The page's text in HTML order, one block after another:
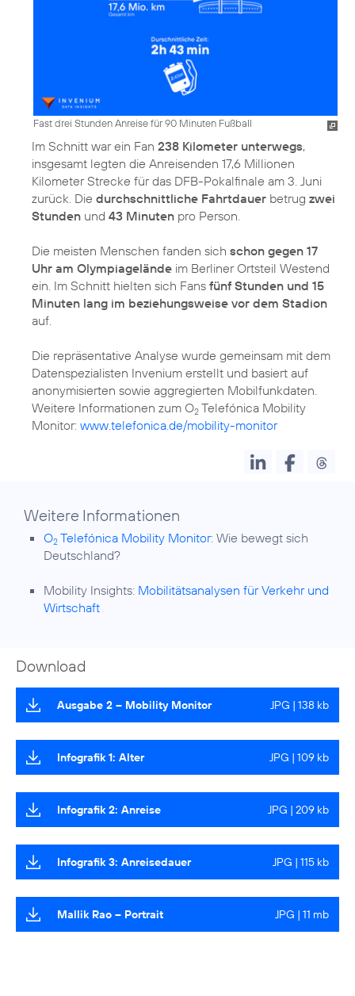
Fast drei Stunden Anreise für 90 Minuten Fußball
Im Schnitt war ein Fan 238 Kilometer unterwegs,
insgesamt legten die Anreisenden 17,6 Millionen
Kilometer Strecke für das DFB-Pokalfinale am 3. Juni
zurück. Die durchschnittliche Fahrtdauer betrug zwei
Stunden und 43 Minuten pro Person.
Die meisten Menschen fanden sich schon gegen 17
Uhr am Olympiagelände im Berliner Ortsteil Westend
ein. Im Schnitt hielten sich Fans fünf Stunden und 15
Minuten lang im beziehungsweise vor dem Stadion
auf.
Die repräsentative Analyse wurde gemeinsam mit dem
Datenspezialisten Invenium erstellt und basiert auf
anonymisierten sowie aggregierten Mobilfunkdaten.
Weitere Informationen zum O2 Telefónica Mobility
Monitor: www.telefonica.de/mobility-monitor
Weitere Informationen
O2 Telefónica Mobility Monitor: Wie bewegt sich
Deutschland?
Mobility Insights: Mobilitätsanalysen für Verkehr und
Wirtschaft
Download
Ausgabe 2 – Mobility Monitor JPG | 138 kb
Infografik 1: Alter JPG | 109 kb
Infografik 2: Anreise JPG | 209 kb
Infografik 3: Anreisedauer JPG | 115 kb
Mallik Rao – Portrait JPG | 11 mb